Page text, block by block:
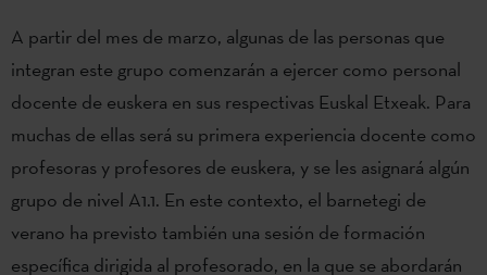
A partir del mes de marzo, algunas de las personas que
integran este grupo comenzarán a ejercer como personal
docente de euskera en sus respectivas Euskal Etxeak. Para
muchas de ellas será su primera experiencia docente como
profesoras y profesores de euskera, y se les asignará algún
grupo de nivel A1.1. En este contexto, el barnetegi de
verano ha previsto también una sesión de formación
específica dirigida al profesorado, en la que se abordarán